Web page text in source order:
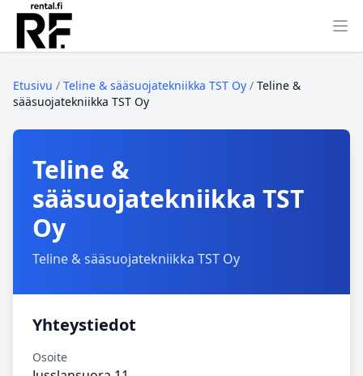
Etusivu / Teline & sääsuojatekniikka TST Oy / Teline &
sääsuojatekniikka TST Oy
Teline &
sääsuojatekniikka TST
Oy
Teline & sääsuojatekniikka TST Oy
Yhteystiedot
Osoite